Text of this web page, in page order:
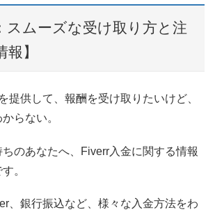
スムーズな受け取り方と注
】
提供して、報酬を受け取りたいけど、
らない。
のあなたへ、Fiverr入金に関する情報
。
、銀行振込など、様々な入金方法をわ